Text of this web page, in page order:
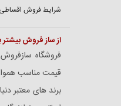
شرایط فروش اقساطی
از ساز فروش بیشتر
قیمت مناسب
برند های معتبر